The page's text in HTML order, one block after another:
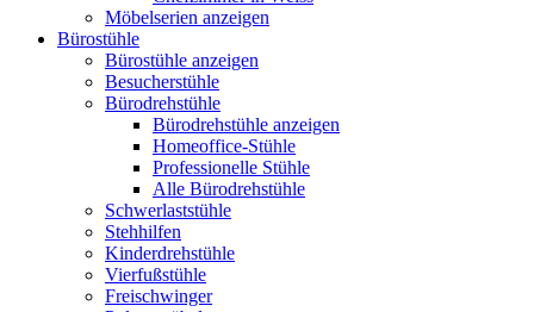
Möbelserien anzeigen
Bürostühle
Bürostühle anzeigen
Besucherstühle
Bürodrehstühle
Bürodrehstühle anzeigen
Homeoffice-Stühle
Professionelle Stühle
Alle Bürodrehstühle
Schwerlaststühle
Stehhilfen
Kinderdrehstühle
Vierfußstühle
Freischwinger